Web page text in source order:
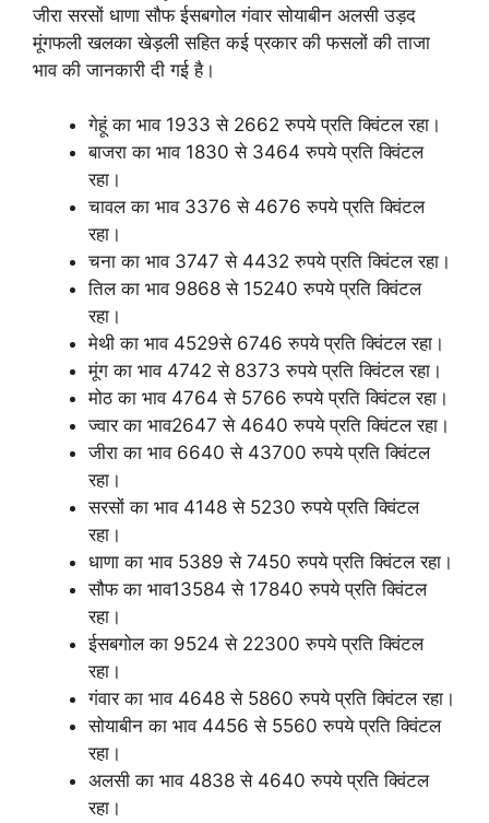
जीरा सरसों धाणा सौफ ईसबगोल गंवार सोयाबीन अलसी उड़द
मूंगफली खलका खेड़ली सहित कई प्रकार की फसलों की ताजा
भाव की जानकारी दी गई है।
गेहूं का भाव 1933 से 2662 रुपये प्रति क्विंटल रहा।
बाजरा का भाव 1830 से 3464 रुपये प्रति क्विंटल
रहा।
चावल का भाव 3376 से 4676 रुपये प्रति क्विंटल
रहा।
चना का भाव 3747 से 4432 रुपये प्रति क्विंटल रहा।
तिल का भाव 9868 से 15240 रुपये प्रति क्विंटल
रहा।
मेथी का भाव 4529से 6746 रुपये प्रति क्विंटल रहा।
मूंग का भाव 4742 से 8373 रुपये प्रति क्विंटल रहा।
मोठ का भाव 4764 से 5766 रुपये प्रति क्विंटल रहा।
ज्वार का भाव2647 से 4640 रुपये प्रति क्विंटल रहा।
जीरा का भाव 6640 से 43700 रुपये प्रति क्विंटल
रहा।
सरसों का भाव 4148 से 5230 रुपये प्रति क्विंटल
रहा।
धाणा का भाव 5389 से 7450 रुपये प्रति क्विंटल रहा।
सौफ का भाव13584 से 17840 रुपये प्रति क्विंटल
रहा।
ईसबगोल का 9524 से 22300 रुपये प्रति क्विंटल
रहा।
गंवार का भाव 4648 से 5860 रुपये प्रति क्विंटल रहा।
सोयाबीन का भाव 4456 से 5560 रुपये प्रति क्विंटल
रहा।
अलसी का भाव 4838 से 4640 रुपये प्रति क्विंटल
रहा।